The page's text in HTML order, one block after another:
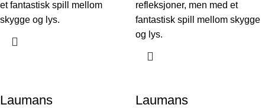
et fantastisk spill mellom
skygge og lys.
refleksjoner, men med et
fantastisk spill mellom skygge
og lys.
Laumans
Laumans